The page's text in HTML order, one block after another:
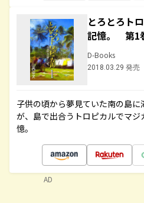
とろとろト
記憶。 第1
D-Books
2018.03.29 発売
子供の頃から夢見ていた南の島
が、島で出合うトロピカルでマ
憶。
AD